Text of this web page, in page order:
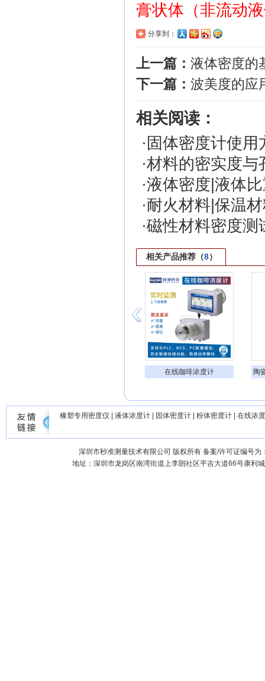
膏状体（非流动
分享到：
上一篇： 液体密度的
下一篇： 波美度的应
相关阅读：
· 固体密度计使用
·材料的密实度与
·液体密度|液体
·耐火材料|保温
·磁性材料密度测
相关产品推荐（8）
在线咖啡浓度计
陶
橡塑专用密度仪 液体浓度计 固体密度计 粉体密度计 在线浓
深圳市秒准测量技术有限公司 版权所有 备案/许可证编号为
地址：深圳市龙岗区南湾街道上李朗社区平吉大道66号康利